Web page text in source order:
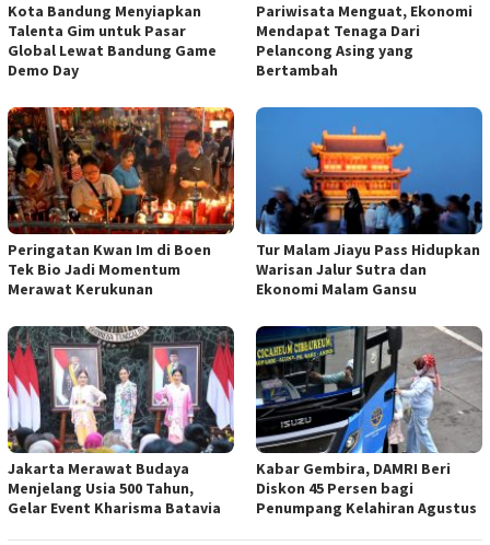
Kota Bandung Menyiapkan
Talenta Gim untuk Pasar
Global Lewat Bandung Game
Demo Day
Pariwisata Menguat, Ekonomi
Mendapat Tenaga Dari
Pelancong Asing yang
Bertambah
Peringatan Kwan Im di Boen
Tek Bio Jadi Momentum
Merawat Kerukunan
Tur Malam Jiayu Pass Hidupkan
Warisan Jalur Sutra dan
Ekonomi Malam Gansu
Jakarta Merawat Budaya
Menjelang Usia 500 Tahun,
Gelar Event Kharisma Batavia
Kabar Gembira, DAMRI Beri
Diskon 45 Persen bagi
Penumpang Kelahiran Agustus